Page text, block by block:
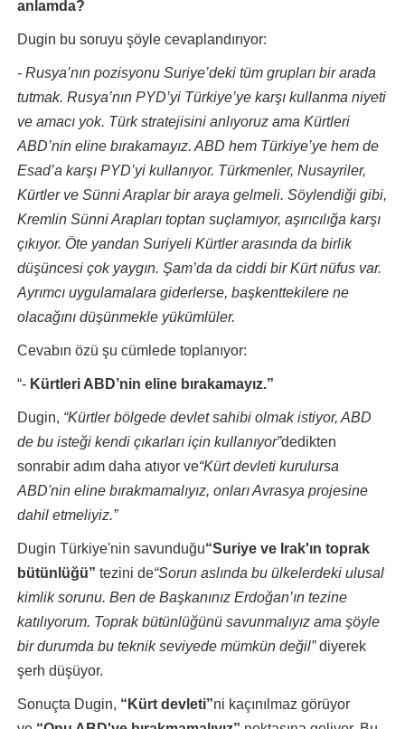
anlamda?
Dugin bu soruyu şöyle cevaplandırıyor:
- Rusya’nın pozisyonu Suriye’deki tüm grupları bir arada
tutmak. Rusya’nın PYD’yi Türkiye’ye karşı kullanma niyeti
ve amacı yok. Türk stratejisini anlıyoruz ama Kürtleri
ABD’nin eline bırakamayız. ABD hem Türkiye’ye hem de
Esad’a karşı PYD’yi kullanıyor. Türkmenler, Nusayriler,
Kürtler ve Sünni Araplar bir araya gelmeli. Söylendiği gibi,
Kremlin Sünni Arapları toptan suçlamıyor, aşırıcılığa karşı
çıkıyor. Öte yandan Suriyeli Kürtler arasında da birlik
düşüncesi çok yaygın. Şam’da da ciddi bir Kürt nüfus var.
Ayrımcı uygulamalara giderlerse, başkenttekilere ne
olacağını düşünmekle yükümlüler.
Cevabın özü şu cümlede toplanıyor:
“- Kürtleri ABD’nin eline bırakamayız.”
Dugin, “Kürtler bölgede devlet sahibi olmak istiyor, ABD
de bu isteği kendi çıkarları için kullanıyor”dedikten
sonrabir adım daha atıyor ve“Kürt devleti kurulursa
ABD'nin eline bırakmamalıyız, onları Avrasya projesine
dahil etmeliyiz.”
Dugin Türkiye'nin savunduğu“Suriye ve Irak'ın toprak
bütünlüğü” tezini de“Sorun aslında bu ülkelerdeki ulusal
kimlik sorunu. Ben de Başkanınız Erdoğan’ın tezine
katılıyorum. Toprak bütünlüğünü savunmalıyız ama şöyle
bir durumda bu teknik seviyede mümkün değil”diyerek
şerh düşüyor.
Sonuçta Dugin, “Kürt devleti”ni kaçınılmaz görüyor